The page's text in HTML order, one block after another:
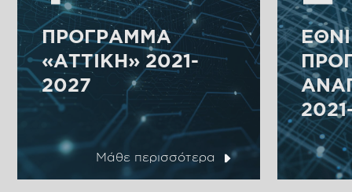
ΠΡΌΓΡΑΜΜΑ
«ΑΤΤΙΚΉ» 2021-
2027
Μάθε περισσότερα